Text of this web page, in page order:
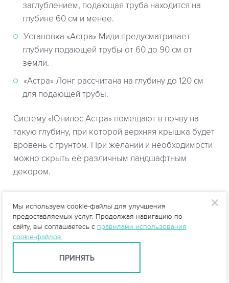
заглублением, подающая труба находится на
глубине 60 см и менее.
Установка «Астра» Миди предусматривает
глубину подающей трубы от 60 до 90 см от
земли.
«Астра» Лонг рассчитана на глубину до 120 см
для подающей трубы.
Систему «Юнилос Астра» помещают в почву на
такую глубину, при которой верхняя крышка будет
вровень с грунтом. При желании и необходимости
можно скрыть её различным ландшафтным
декором.
Дополнительная комплектация
Для наиболее эффективной очистки выходящей
воды предлагается
насоса, перекачивающего воду;
Мы используем cookie-файлы для улучшения
предоставляемых услуг. Продолжая навигацию по
сайту, вы соглашаетесь с правилами использования
cookie-файлов .
ПРИНЯТЬ